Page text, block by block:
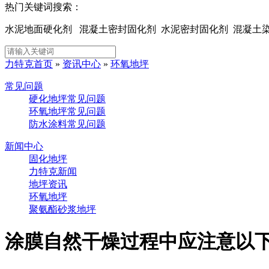
热门关键词搜索：
水泥地面硬化剂 混凝土密封固化剂 水泥密封固化剂 混凝土
力特克首页 » 资讯中心 » 环氧地坪
常见问题
硬化地坪常见问题
环氧地坪常见问题
防水涂料常见问题
新闻中心
固化地坪
力特克新闻
地坪资讯
环氧地坪
聚氨酯砂浆地坪
涂膜自然干燥过程中应注意以